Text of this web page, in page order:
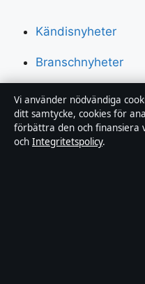
Kändisnyheter
Branschnyheter
Nöje
Bakom kulisserna
Vi använder nödvändiga
ditt samtycke, cookies för
förbättra den och finansiera
och Integritetspolicy.